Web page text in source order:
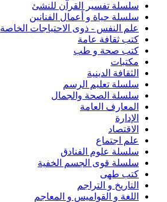
سلسلة تفسير القرآن للنشئ
سلسلة حياة و أعمال الفنانين
علم النفس - ذوى الاحتياجات الخاصة
كتب ثقافة عامة
كتب صحة و طب
مكتبات
الثقافة الدينية
سلسلة تعليم الرسم
سلسلة الصحة والجمال
المعارف العامة
الإدارة
الاقتصاد
علم اجتماع
سلسلة علوم الفنادق
سلسلة قوى الجسم الخفية
كتب طهى
التاريخ و التراجم
اللغة و القواميس و المعاجم